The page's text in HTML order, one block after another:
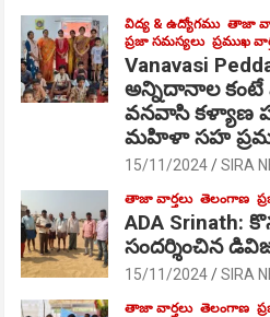
విద్య & ఉద్యోగము తాజా
ప్రజా సమస్యలు ప్రముఖ
Vanavasi
అన్నిదానాల కంటే
వనవాసి కళ్యాణ
మహిళా సహ
15/11/2024 SIRA
తాజా వార్తలు తెలంగాణ
ADA Srinath:
సంద‌ర్శించిన
15/11/2024 SIRA
తాజా వార్తలు తెలంగాణ